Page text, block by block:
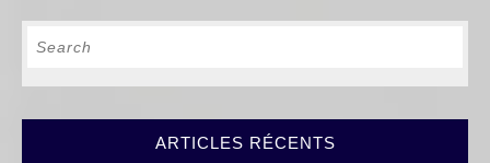
ARTICLES RÉCENTS